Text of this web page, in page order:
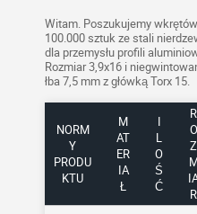
Witam. Poszukujemy
100.000 sztuk ze stali
dla przemysłu profili
Rozmiar 3,9x16 i
łba 7,5 mm z główką Torx 15.
NORM
Y
PRODU
KTU
M
AT
ER
IA
Ł
I
L
O
Ś
Ć
R
O
Z
R